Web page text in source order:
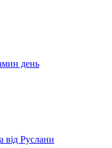
день
від Руслани